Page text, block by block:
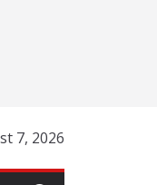
7, 2026